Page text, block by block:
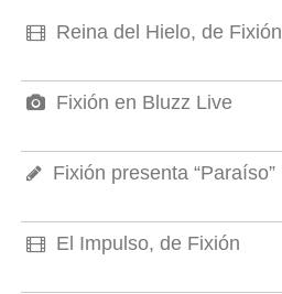
Reina del Hielo, de Fixión
Fixión en Bluzz Live
Fixión presenta “Paraíso”
El Impulso, de Fixión